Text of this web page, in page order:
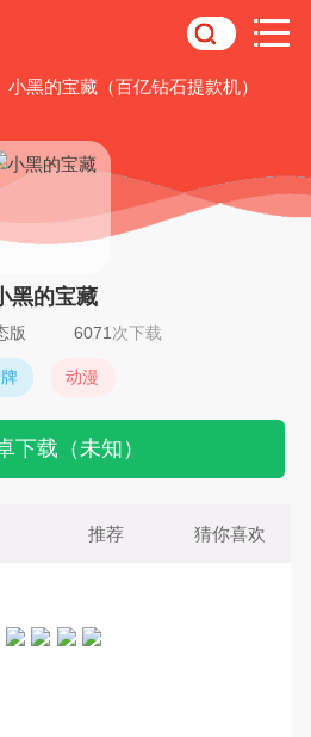
小黑的宝藏（百亿钻石提款机）
黑的宝藏
版 6071 次下载
动漫
下载（未知）
推荐 猜你喜欢